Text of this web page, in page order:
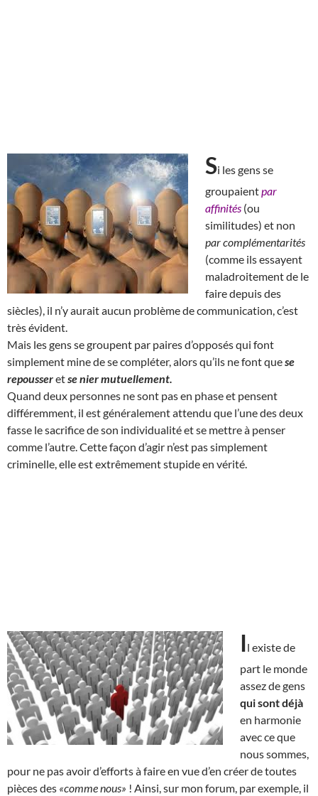
Si les gens se
groupaientpar
affinités (ou
similitudes) et non
par complémentarités
(comme ils essayent
maladroitement de le
faire depuis des
siècles), il n’y aurait aucun problème de communication, c’est
très évident.
Mais les gens se groupent par paires d’opposés qui font
simplement mine de se compléter, alors qu’ils ne font quese
repousseretse nier mutuellement.
Quand deux personnes ne sont pas en phase et pensent
différemment, il est généralement attendu que l’une des deux
fasse le sacrifice de son individualité et se mettre à penser
comme l’autre. Cette façon d’agir n’est pas simplement
criminelle, elle est extrêmement stupide en vérité.
Il existe de
part le monde
assez de gens
qui sont déjà
en harmonie
avec ce que
nous sommes,
pour ne pas avoir d’efforts à faire en vue d’en créer de toutes
pièces des «comme nous» ! Ainsi, sur mon forum, par exemple, il